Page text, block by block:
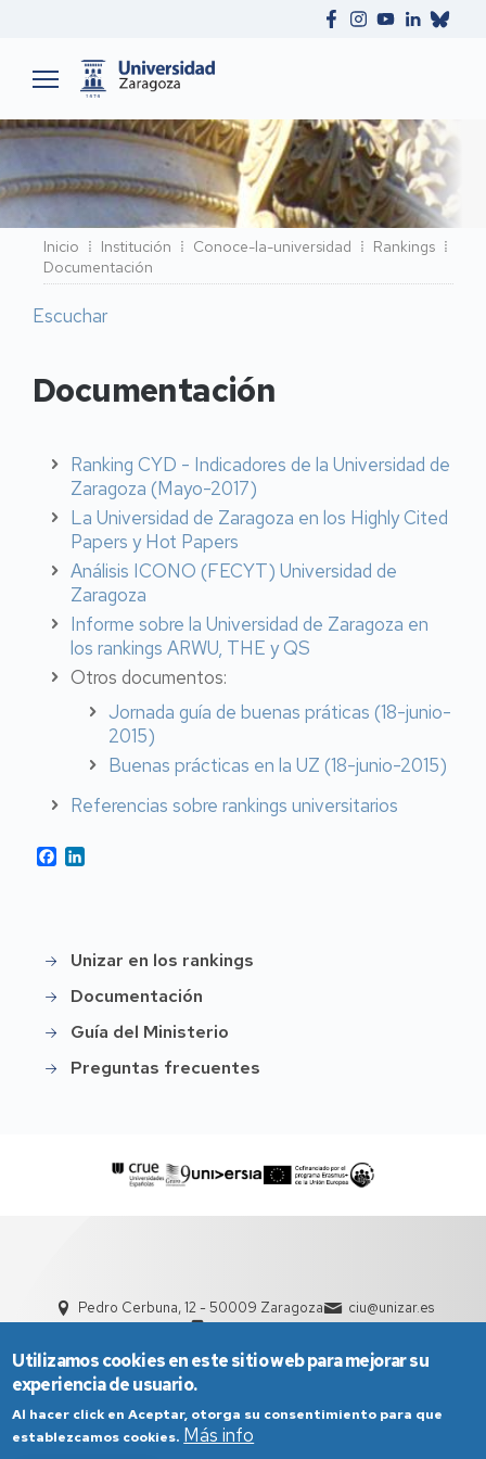
Ruta
de
navegación
Inicio Institución Conoce-la-universidad
Rankings
Documentación
Escuchar
Documentación
Ranking CYD - Indicadores de la Universidad de
Zaragoza (Mayo-2017)
La Universidad de Zaragoza en los Highly Cited
Papers y Hot Papers
Análisis ICONO (FECYT) Universidad de
Zaragoza
Informe sobre la Universidad de Zaragoza en
los rankings ARWU, THE y QS
Otros documentos:
Jornada guía de buenas práticas (18-junio-
2015)
Buenas prácticas en la UZ (18-junio-2015)
Referencias sobre rankings universitarios
Facebook
Rankings
Unizar en los rankings
Documentación
Guía del Ministerio
Preguntas frecuentes
Pedro Cerbuna, 12 - 50009 Zaragoza
ciu@unizar.es
Utilizamos cookies en este sitio web para mejorar su
experiencia de usuario.
Al hacer click en Aceptar, otorga su consentimiento para que
establezcamos cookies. Más info